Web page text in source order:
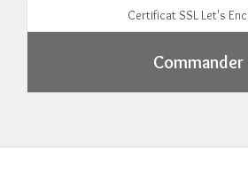
Certificat SSL Let's
Commander